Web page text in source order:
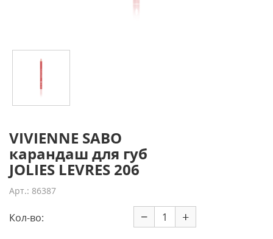
VIVIENNE SABO
карандаш для губ
JOLIES LEVRES 206
Арт.: 86387
Кол-во: − +